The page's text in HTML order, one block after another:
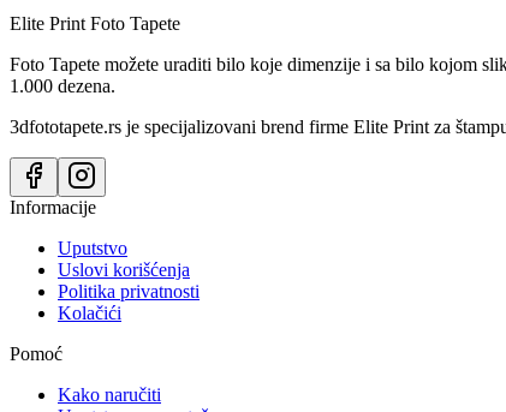
Elite Print Foto Tapete
Foto Tapete možete uraditi bilo koje dimenzije i sa bilo kojom
1.000 dezena.
3dfototapete.rs je specijalizovani brend firme Elite Print za
Informacije
Uputstvo
Uslovi korišćenja
Politika privatnosti
Kolačići
Pomoć
Kako naručiti